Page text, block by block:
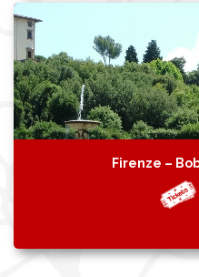
Firenze –